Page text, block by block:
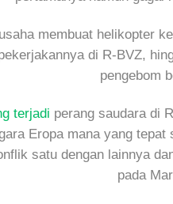
membuat helikopter
di R-BVZ,
pengebom
terjadi perang saudara di
Eropa mana yang
satu dengan lainnya
pada